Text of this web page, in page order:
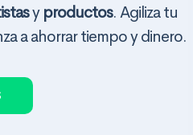
y productos. Agiliza tu
a ahorrar tiempo y dinero.